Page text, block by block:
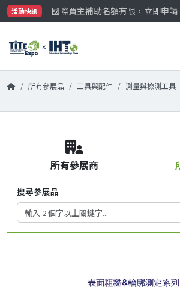
活動快訊
國際買主補助名額有限，立即申請
參觀門票開放申請中‼️
國際買主補助名額有限，立即申請！
所有參展品 工具與配件 測量與檢測工具
所有參展商
搜尋參展品